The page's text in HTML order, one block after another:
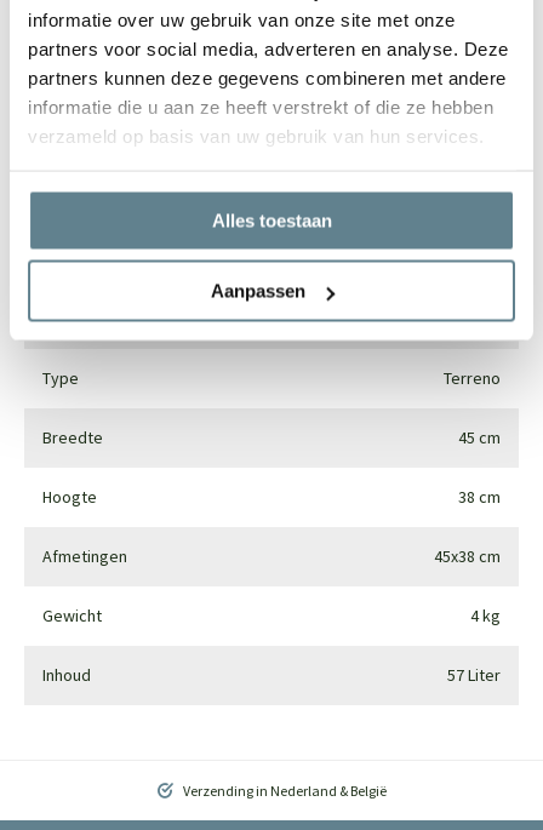
informatie over uw gebruik van onze site met onze
partners voor social media, adverteren en analyse. Deze
partners kunnen deze gegevens combineren met andere
informatie die u aan ze heeft verstrekt of die ze hebben
verzameld op basis van uw gebruik van hun services.
Alles toestaan
Aanpassen
Specificaties
Merk Luca lifestyle
Vorm Rond
Gebruik Interieur en exterieur
Materiaal Fiberglass
Type Terreno
Breedte 45 cm
Hoogte 38 cm
Afmetingen 45x38 cm
Gewicht 4 kg
Inhoud 57 Liter
Verzending in Nederland & België